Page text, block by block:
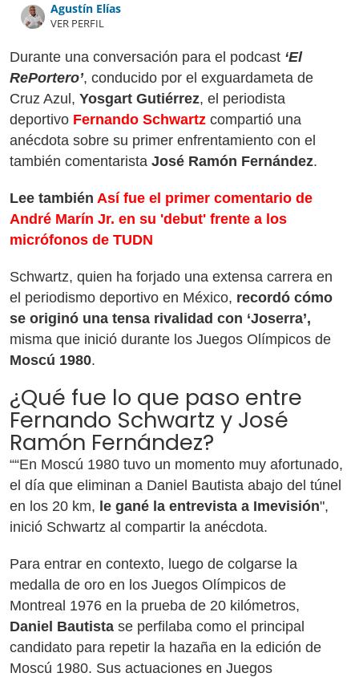
Agustín Elías
VER PERFIL
Durante una conversación para el podcast ‘El
RePortero’, conducido por el exguardameta de
Cruz Azul, Yosgart Gutiérrez, el periodista
deportivo Fernando Schwartz compartió una
anécdota sobre su primer enfrentamiento con el
también comentarista José Ramón Fernández.
Lee también Así fue el primer comentario de
André Marín Jr. en su 'debut' frente a los
micrófonos de TUDN
Schwartz, quien ha forjado una extensa carrera en
el periodismo deportivo en México, recordó cómo
se originó una tensa rivalidad con ‘Joserra’,
misma que inició durante los Juegos Olímpicos de
Moscú 1980.
¿Qué fue lo que paso entre
Fernando Schwartz y José
Ramón Fernández?
““En Moscú 1980 tuvo un momento muy afortunado,
el día que eliminan a Daniel Bautista abajo del túnel
en los 20 km, le gané la entrevista a Imevisión",
inició Schwartz al compartir la anécdota.
Para entrar en contexto, luego de colgarse la
medalla de oro en los Juegos Olímpicos de
Montreal 1976 en la prueba de 20 kilómetros,
Daniel Bautista se perfilaba como el principal
candidato para repetir la hazaña en la edición de
Moscú 1980. Sus actuaciones en Juegos